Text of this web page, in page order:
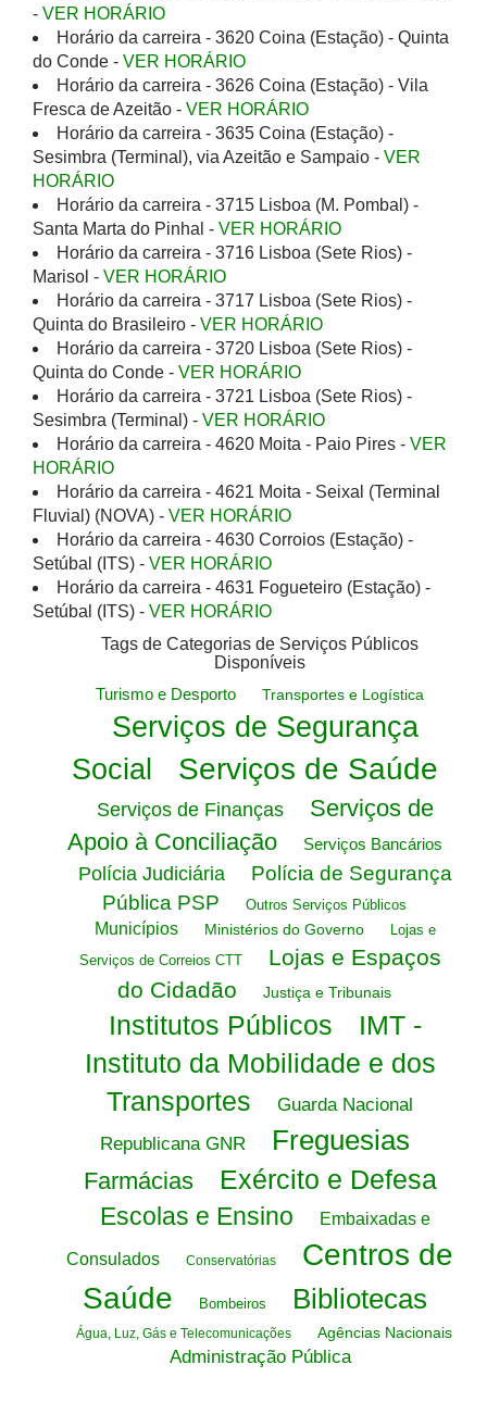
- VER HORÁRIO
Horário da carreira - 3620 Coina (Estação) - Quinta
do Conde - VER HORÁRIO
Horário da carreira - 3626 Coina (Estação) - Vila
Fresca de Azeitão - VER HORÁRIO
Horário da carreira - 3635 Coina (Estação) -
Sesimbra (Terminal), via Azeitão e Sampaio - VER
HORÁRIO
Horário da carreira - 3715 Lisboa (M. Pombal) -
Santa Marta do Pinhal - VER HORÁRIO
Horário da carreira - 3716 Lisboa (Sete Rios) -
Marisol - VER HORÁRIO
Horário da carreira - 3717 Lisboa (Sete Rios) -
Quinta do Brasileiro - VER HORÁRIO
Horário da carreira - 3720 Lisboa (Sete Rios) -
Quinta do Conde - VER HORÁRIO
Horário da carreira - 3721 Lisboa (Sete Rios) -
Sesimbra (Terminal) - VER HORÁRIO
Horário da carreira - 4620 Moita - Paio Pires - VER
HORÁRIO
Horário da carreira - 4621 Moita - Seixal (Terminal
Fluvial) (NOVA) - VER HORÁRIO
Horário da carreira - 4630 Corroios (Estação) -
Setúbal (ITS) - VER HORÁRIO
Horário da carreira - 4631 Fogueteiro (Estação) -
Setúbal (ITS) - VER HORÁRIO
Tags de Categorias de Serviços Públicos
Disponíveis
Turismo e Desporto
Transportes e Logística
Serviços de Segurança
Social
Serviços de Saúde
Serviços de Finanças
Serviços de
Apoio à Conciliação
Serviços Bancários
Polícia Judiciária
Polícia de Segurança
Pública PSP
Outros Serviços Públicos
Municípios Ministérios do Governo
Lojas e
Serviços de Correios CTT
Lojas e Espaços
do Cidadão
Justiça e Tribunais
Institutos Públicos
IMT -
Instituto da Mobilidade e dos
Transportes
Guarda Nacional
Republicana GNR
Freguesias
Farmácias Exército e Defesa
Escolas e Ensino Embaixadas e
Consulados Conservatórias
Centros de
Saúde
Bombeiros Bibliotecas
Água, Luz, Gás e Telecomunicações Agências Nacionais
Administração Pública